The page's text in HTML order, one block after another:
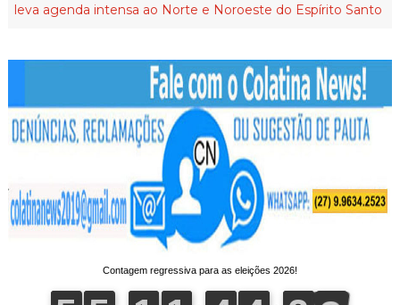
intensa ao Norte e Noroeste do Espírito Santo